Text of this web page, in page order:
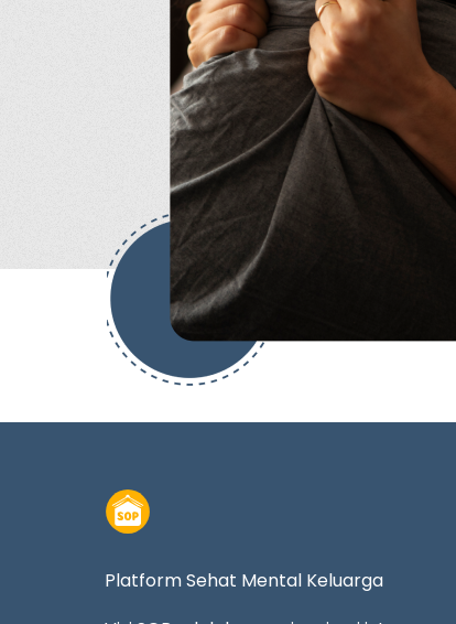
Platform Sehat Mental Keluarga